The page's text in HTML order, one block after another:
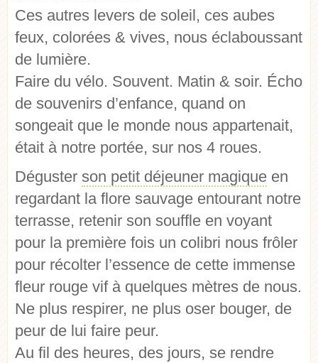
Ces autres levers de soleil, ces aubes
feux, colorées & vives, nous éclaboussant
de lumière.
Faire du vélo. Souvent. Matin & soir. Écho
de souvenirs d’enfance, quand on
songeait que le monde nous appartenait,
était à notre portée, sur nos 4 roues.
Déguster son petit déjeuner magique en
regardant la flore sauvage entourant notre
terrasse, retenir son souffle en voyant
pour la première fois un colibri nous frôler
pour récolter l’essence de cette immense
fleur rouge vif à quelques mètres de nous.
Ne plus respirer, ne plus oser bouger, de
peur de lui faire peur.
Au fil des heures, des jours, se rendre